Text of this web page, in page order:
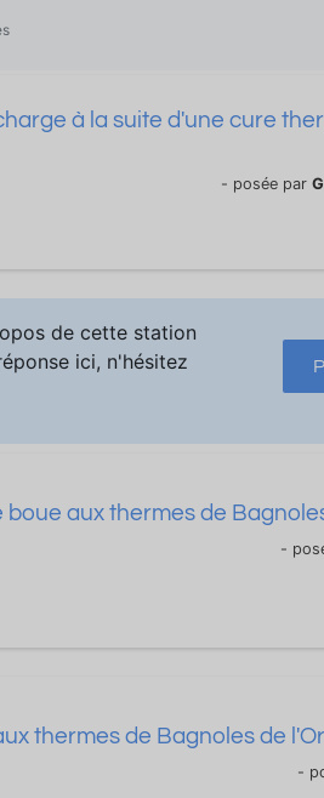
à la suite d'une cure
- posée par
de cette station
ici, n'hésitez
boue aux thermes de
-
thermes de Bagnoles de
-